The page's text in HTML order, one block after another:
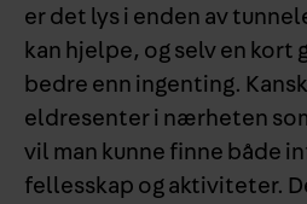
er det lys i enden av
kan hjelpe, og selv en kort
bedre enn ingenting.
eldresenter i nærheten
vil man kunne finne både
fellesskap og aktiviteter.